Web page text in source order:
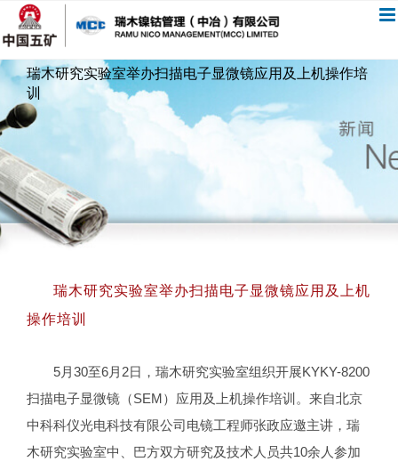
过
内
瑞木研究实验室举办扫描电子显微镜应用及上机操作培
训
瑞木研究实验室举办扫描电子显微镜应用及上机
操作培训
5月30至6月2日，瑞木研究实验室组织开展KYKY-8200
扫描电子显微镜（SEM）应用及上机操作培训。来自北京
中科科仪光电科技有限公司电镜工程师张政应邀主讲，瑞
木研究实验室中、巴方双方研究及技术人员共10余人参加